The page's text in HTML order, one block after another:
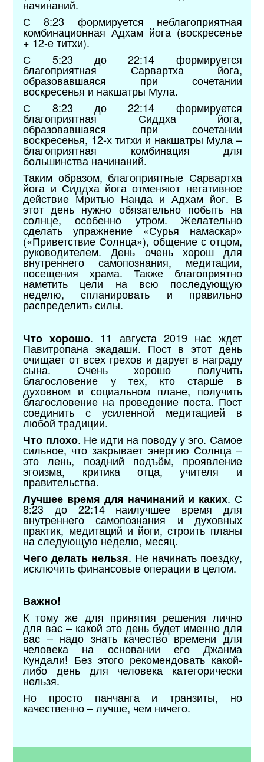
начинаний.
С 8:23 формируется неблагоприятная
комбинационная Адхам йога (воскресенье
+ 12-е титхи).
С 5:23 до 22:14 формируется
благоприятная Сарвартха йога,
образовавшаяся при сочетании
воскресенья и накшатры Мула.
С 8:23 до 22:14 формируется
благоприятная Сиддха йога,
образовавшаяся при сочетании
воскресенья, 12-х титхи и накшатры Мула –
благоприятная комбинация для
большинства начинаний.
Таким образом, благоприятные Сарвартха
йога и Сиддха йога отменяют негативное
действие Мритью Нанда и Адхам йог. В
этот день нужно обязательно побыть на
солнце, особенно утром. Желательно
сделать упражнение «Сурья намаскар»
(«Приветствие Солнца»), общение с отцом,
руководителем. День очень хорош для
внутреннего самопознания, медитации,
посещения храма. Также благоприятно
наметить цели на всю последующую
неделю, спланировать и правильно
распределить силы.
Что хорошо. 11 августа 2019 нас ждет
Павитропана экадаши. Пост в этот день
очищает от всех грехов и дарует в награду
сына. Очень хорошо получить
благословение у тех, кто старше в
духовном и социальном плане, получить
благословение на проведение поста. Пост
соединить с усиленной медитацией в
любой традиции.
Что плохо. Не идти на поводу у эго. Самое
сильное, что закрывает энергию Солнца –
это лень, поздний подъём, проявление
эгоизма, критика отца, учителя и
правительства.
Лучшее время для начинаний и каких. С
8:23 до 22:14 наилучшее время для
внутреннего самопознания и духовных
практик, медитаций и йоги, строить планы
на следующую неделю, месяц.
Чего делать нельзя. Не начинать поездку,
исключить финансовые операции в целом.
Важно!
К тому же для принятия решения лично
для вас – какой это день будет именно для
вас – надо знать качество времени для
человека на основании его Джанма
Кундали! Без этого рекомендовать какой-
либо день для человека категорически
нельзя.
Но просто панчанга и транзиты, но
качественно – лучше, чем ничего.